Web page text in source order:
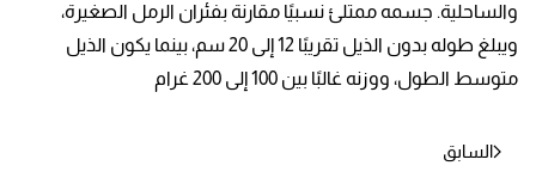
والساحلية. جسمه ممتلئ نسبيًا مقارنة بفئران الرمل الصغيرة،
ويبلغ طوله بدون الذيل تقريبًا 12 إلى 20 سم، بينما يكون الذيل
متوسط الطول، ووزنه غالبًا بين 100 إلى 200 غرام
السابق